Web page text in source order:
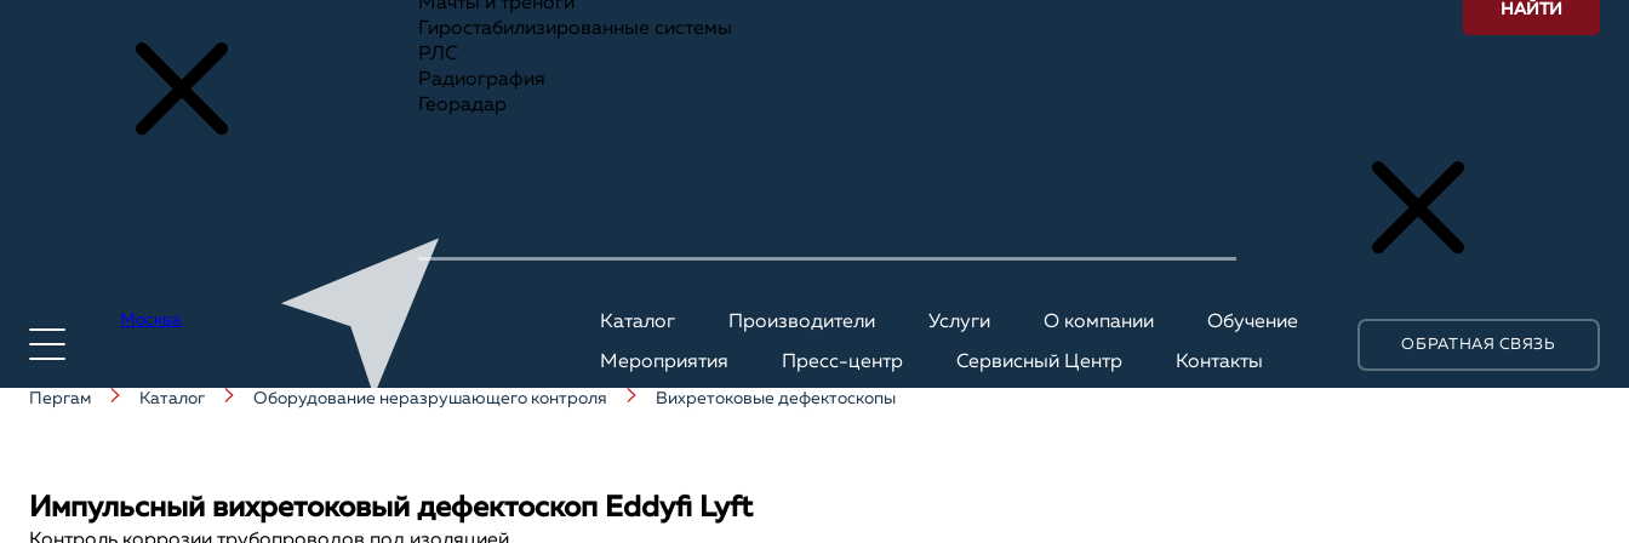
Москва Каталог Производители Услуги О компании Обучение
Мероприятия Пресс-центр Сервисный Центр Контакты
ОБРАТНАЯ СВЯЗЬ
Гиростабилизированные системы
РЛС
Радиография
Георадар
НАЙТИ
Пергам Каталог Оборудование неразрушающего контроля Вихретоковые дефектоскопы
Импульсный вихретоковый дефектоскоп Eddyfi Lyft